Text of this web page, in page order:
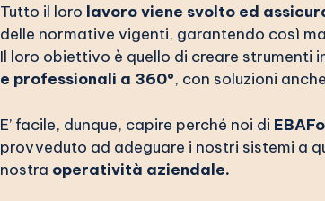
Tutto il loro lavoro viene svolto ed
delle normative vigenti, garantendo così
Il loro obiettivo è quello di creare strumenti
e professionali a 360°, con soluzioni
E’ facile, dunque, capire perché noi di
provveduto ad adeguare i nostri sistemi a
nostra operatività aziendale.